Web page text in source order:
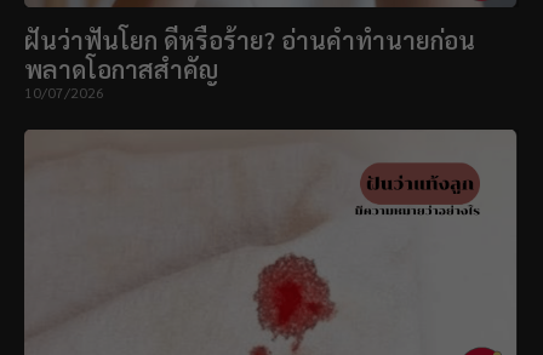
ฝันว่าฟันโยก ดีหรือร้าย? อ่านคำทำนายก่อน
พลาดโอกาสสำคัญ
10/07/2026